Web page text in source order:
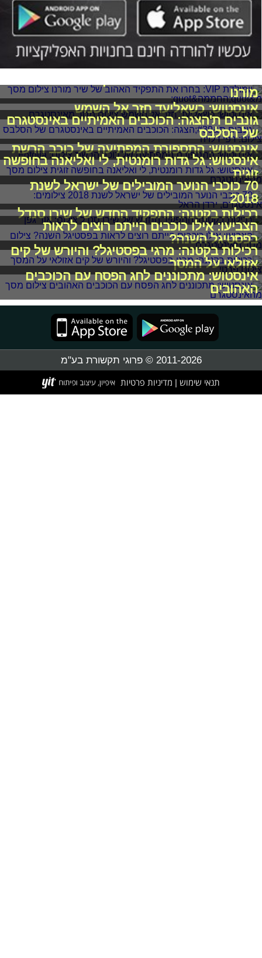
מורנו
אינסטוש: כשאליעד חזר אל השמש
גונבים ת'הצגה: הכוכבים האמיתיים באינסטגרם
של הסלבס
אינסטוש: התספורת המפתיעה של כוכב הרשת
אינסטוש: גל גדות רומנטית, לי ואליאנה בחופשה
זוגית
70 כוכבי הנוער המובילים של ישראל לשנת
2018
רכילות בקטנה: התפקיד החדש של שירן סנדל
הצביעו: אילו כוכבים הייתם רוצים לראות
בפסטיגל השנה?
רכילות בקטנה: מרגי בפסטיגל? והיורש של קים
אזולאי על המסך
אינסטוש: מתכוננים לחג הפסח עם הכוכבים
האהובים
2011-2026 © פרוגי תקשורת בע"מ
תנאי שימוש מדיניות פרטיות